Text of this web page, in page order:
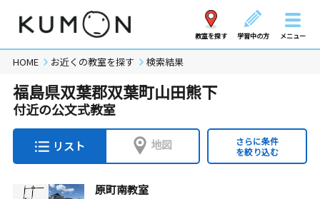
教室を探す 学習中の方 メニュー
HOME お近くの教室を探す 検索結果
福島県双葉郡双葉町山田熊下
付近の公文式教室
リスト 地図
さらに条件
を絞り込む
原町南教室